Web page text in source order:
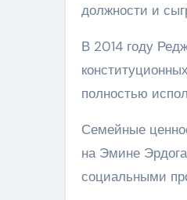
должности и
В 2014 году
полностью
Семейные
на Эмине
социальными